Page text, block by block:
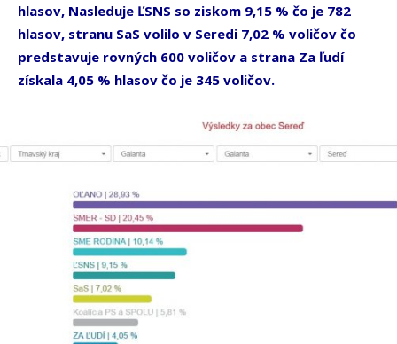
hlasov, Nasleduje ĽSNS so ziskom 9,15 % čo je 782
hlasov, stranu SaS volilo v Seredi 7,02 % voličov čo
predstavuje rovných 600 voličov a strana Za ľudí
získala 4,05 % hlasov čo je 345 voličov.